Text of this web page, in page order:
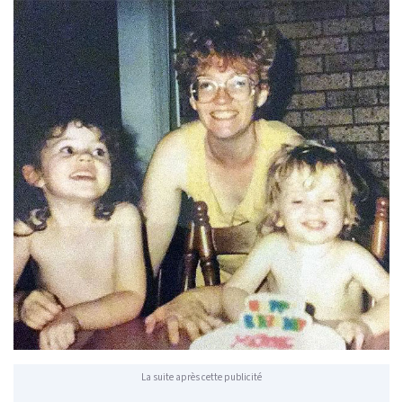
La suite après cette publicité